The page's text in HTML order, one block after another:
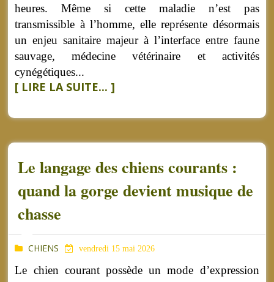
heures. Même si cette maladie n’est pas
transmissible à l’homme, elle représente désormais
un enjeu sanitaire majeur à l’interface entre faune
sauvage, médecine vétérinaire et activités
cynégétiques...
[ LIRE LA SUITE... ]
Le langage des chiens courants :
quand la gorge devient musique de
chasse
CHIENS vendredi 15 mai 2026
Le chien courant possède un mode d’expression